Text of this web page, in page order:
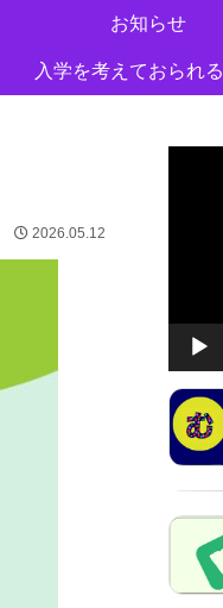
お知らせ
入学を考えておられ
2026.05.12
ー